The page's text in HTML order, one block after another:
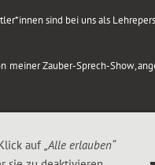
sind bei uns als
meiner Zauber-Sprech-Show,
auf „Alle erlauben“